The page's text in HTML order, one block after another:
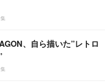
、自ら描いた”レトロ